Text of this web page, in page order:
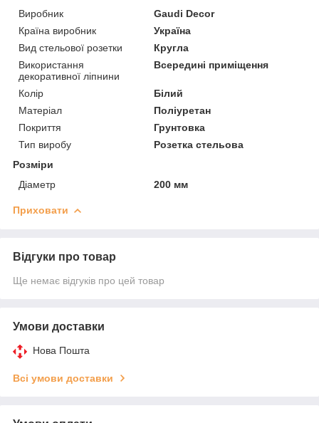
Виробник
Gaudi Decor
Країна виробник
Україна
Вид стельової розетки
Кругла
Використання
декоративної ліпнини
Всередині приміщення
Колір
Білий
Матеріал
Поліуретан
Покриття
Грунтовка
Тип виробу
Розетка стельова
Розміри
Діаметр
200 мм
Приховати
Відгуки про товар
Ще немає відгуків про цей товар
Умови доставки
Нова Пошта
Всі умови доставки